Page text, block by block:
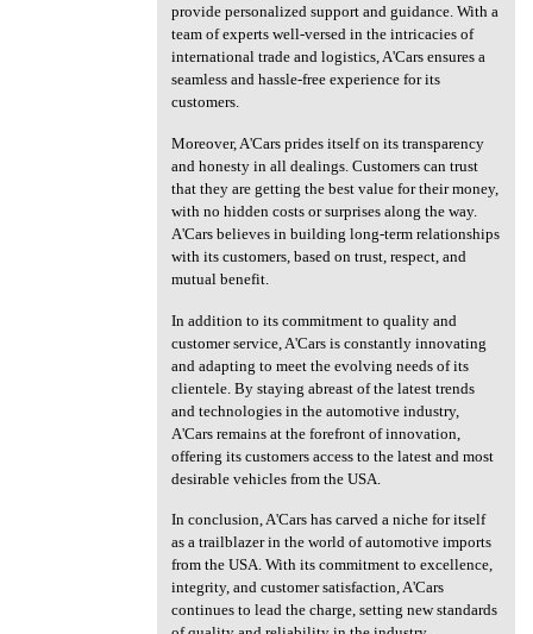
provide personalized support and guidance. With a
team of experts well-versed in the intricacies of
international trade and logistics, A'Cars ensures a
seamless and hassle-free experience for its
customers.
Moreover, A'Cars prides itself on its transparency
and honesty in all dealings. Customers can trust
that they are getting the best value for their money,
with no hidden costs or surprises along the way.
A'Cars believes in building long-term relationships
with its customers, based on trust, respect, and
mutual benefit.
In addition to its commitment to quality and
customer service, A'Cars is constantly innovating
and adapting to meet the evolving needs of its
clientele. By staying abreast of the latest trends
and technologies in the automotive industry,
A'Cars remains at the forefront of innovation,
offering its customers access to the latest and most
desirable vehicles from the USA.
In conclusion, A'Cars has carved a niche for itself
as a trailblazer in the world of automotive imports
from the USA. With its commitment to excellence,
integrity, and customer satisfaction, A'Cars
continues to lead the charge, setting new standards